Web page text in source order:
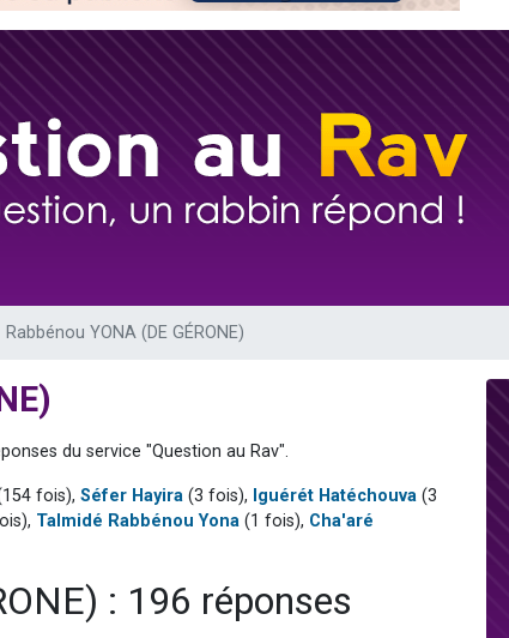
dans Torah-Box Music
de faire un don pour Sauvez la jambe de Yohan
pour étudier en groupe sur Zoom
de nous rejoindre sur WhatsApp
de nous rejoindre sur WhatsApp
de nous rejoindre sur WhatsApp
dans Torah-Box Music
Rabbénou YONA (DE GÉRONE)
du service "Question au Rav".
fois), Séfer Hayira (3 fois), Iguérét Hatéchouva (3
Talmidé Rabbénou Yona (1 fois), Cha'aré
: 196 réponses